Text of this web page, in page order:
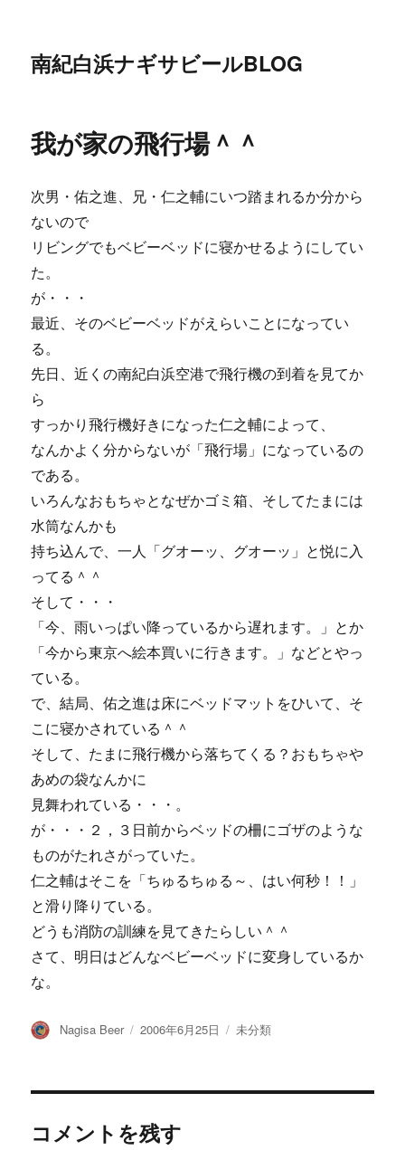
南紀白浜ナギサビールBLOG
我が家の飛行場＾＾
次男・佑之進、兄・仁之輔にいつ踏まれるか分から
ないので
リビングでもベビーベッドに寝かせるようにしてい
た。
が・・・
最近、そのベビーベッドがえらいことになってい
る。
先日、近くの南紀白浜空港で飛行機の到着を見てか
ら
すっかり飛行機好きになった仁之輔によって、
なんかよく分からないが「飛行場」になっているの
である。
いろんなおもちゃとなぜかゴミ箱、そしてたまには
水筒なんかも
持ち込んで、一人「グオーッ、グオーッ」と悦に入
ってる＾＾
そして・・・
「今、雨いっぱい降っているから遅れます。」とか
「今から東京へ絵本買いに行きます。」などとやっ
ている。
で、結局、佑之進は床にベッドマットをひいて、そ
こに寝かされている＾＾
そして、たまに飛行機から落ちてくる？おもちゃや
あめの袋なんかに
見舞われている・・・。
が・・・２，３日前からベッドの柵にゴザのような
ものがたれさがっていた。
仁之輔はそこを「ちゅるちゅる～、はい何秒！！」
と滑り降りている。
どうも消防の訓練を見てきたらしい＾＾
さて、明日はどんなベビーベッドに変身しているか
な。
投
Nagisa Beer
投
2006年6月25日
カ
未分類
コメントを残す